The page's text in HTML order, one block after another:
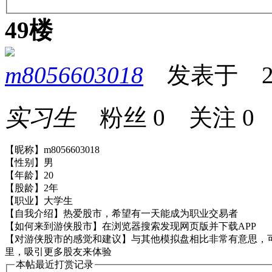
49楼
m8056603018 发表于
实习生粉丝 0 关注 0
【昵称】m8056603018
【性别】男
【年龄】20
【股龄】2年
【职业】大学生
【自我介绍】热爱股市，希望有一天能成为职业交易者
【如何来到游侠股市】在浏览器搜索发现网页版并下载APP
【对游侠股市的感觉和建议】与其他模拟盘相比非常有意思
里，吸引更多股友来体验
本帖最近打赏记录